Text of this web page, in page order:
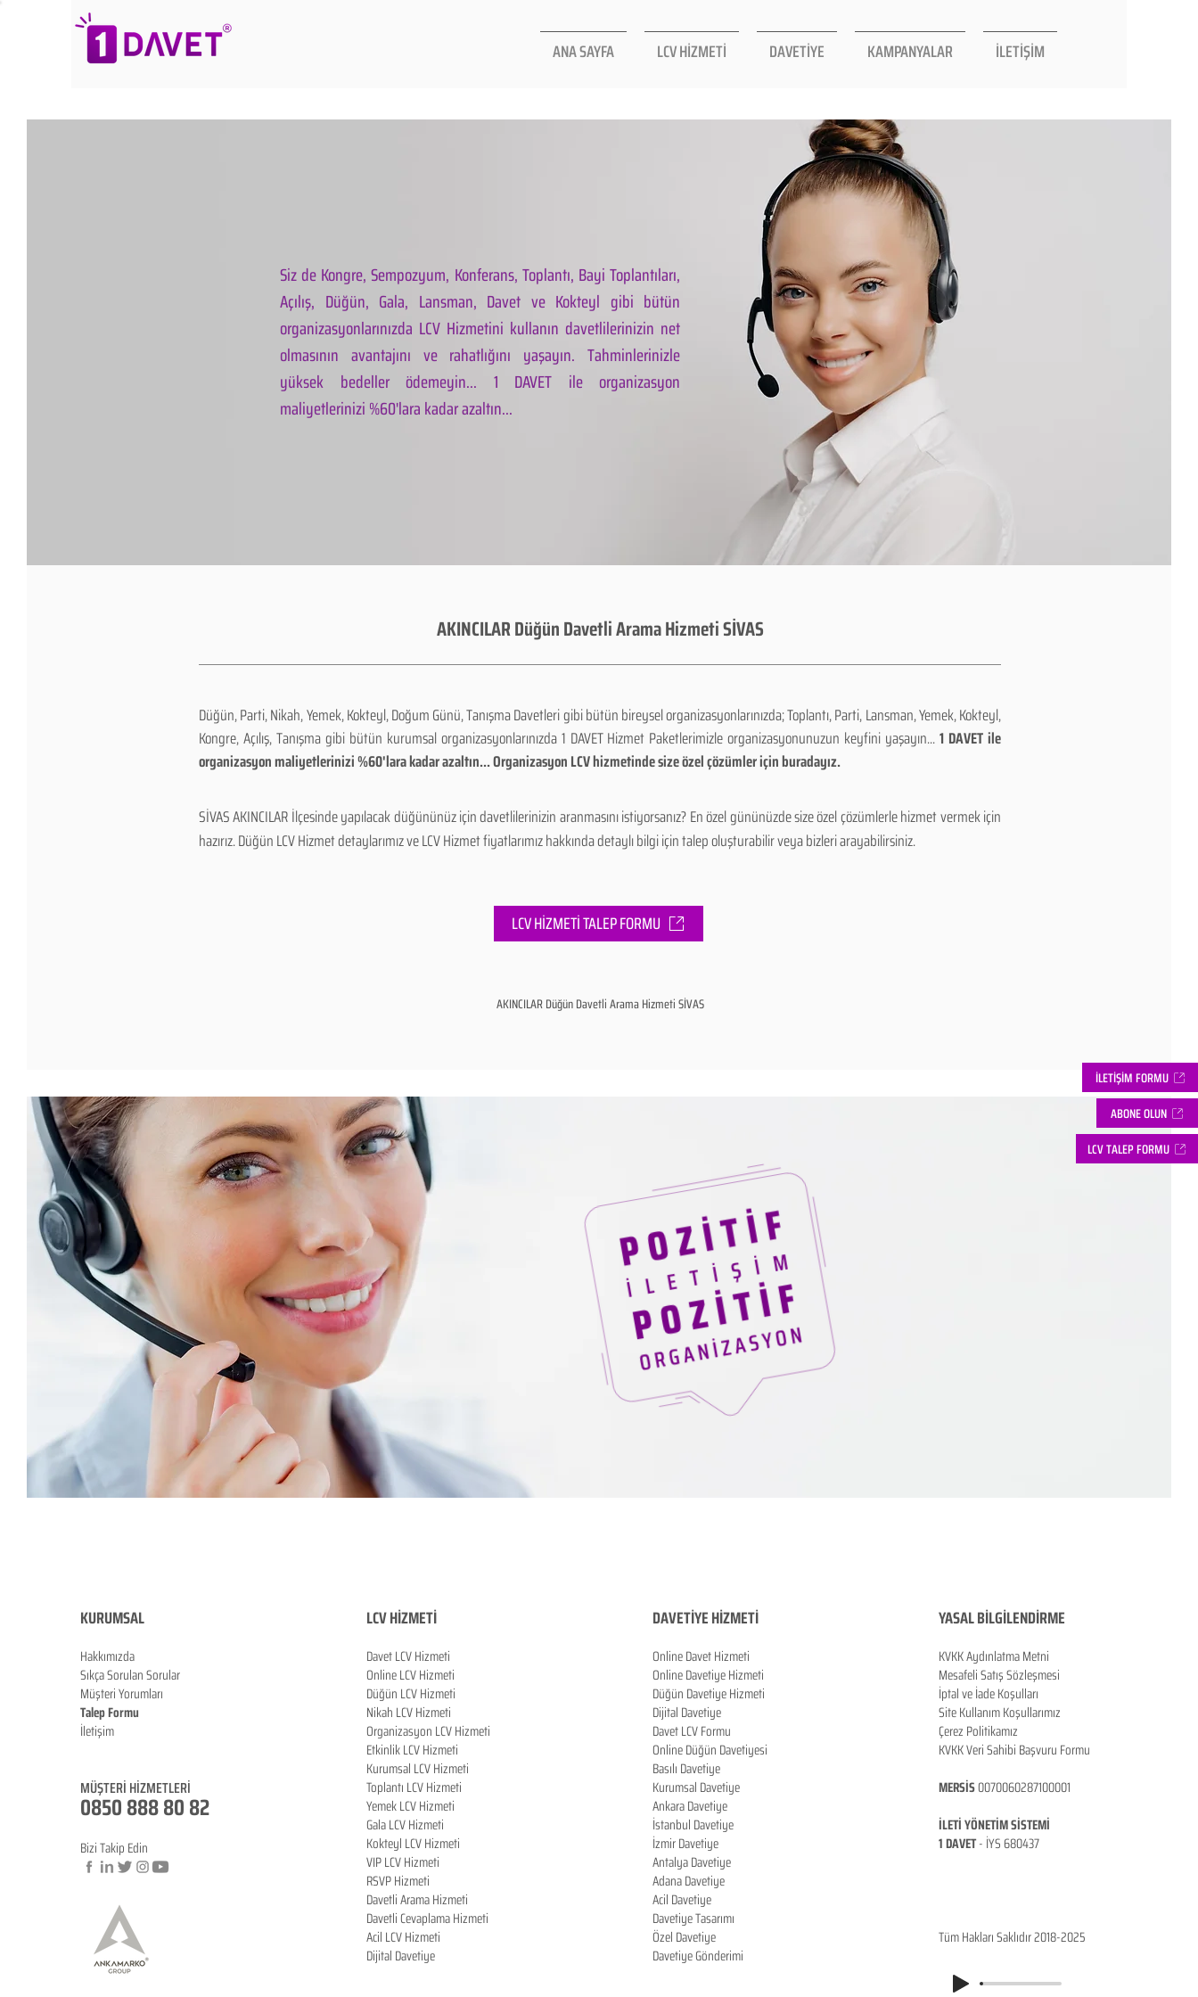
ANA SAYFA LCV HİZMETİ DAVETİYE KAMPANYALAR İLETİŞİM
ABONE OLUN
LCV TALEP FORMU
İLETİŞİM FORMU
Siz de Kongre, Sempozyum, Konferans, Toplantı, Bayi Toplantıları,
Açılış, Düğün, Gala, Lansman, Davet ve Kokteyl gibi bütün
organizasyonlarınızda LCV Hizmetini kullanın davetlilerinizin net
olmasının avantajını ve rahatlığını yaşayın. Tahminlerinizle
yüksek bedeller ödemeyin... 1 DAVET ile organizasyon
maliyetlerinizi %60'lara kadar azaltın...
AKINCILAR Düğün Davetli Arama Hizmeti SİVAS
Düğün, Parti, Nikah, Yemek, Kokteyl, Doğum Günü, Tanışma Davetleri gibi bütün bireysel organizasyonlarınızda; Toplantı, Parti, Lansman, Yemek, Kokteyl,
Kongre, Açılış, Tanışma gibi bütün kurumsal organizasyonlarınızda 1 DAVET Hizmet Paketlerimizle organizasyonunuzun keyfini yaşayın...1 DAVET ile
organizasyon maliyetlerinizi %60'lara kadar azaltın... Organizasyon LCV hizmetinde size özel çözümler için buradayız.
SİVAS AKINCILAR İlçesinde yapılacak düğününüz için davetlilerinizin aranmasını istiyorsanız? En özel gününüzde size özel çözümlerle hizmet vermek için
hazırız. Düğün LCV Hizmet detaylarımız ve LCV Hizmet fiyatlarımız hakkında detaylı bilgi için talep oluşturabilir veya bizleri arayabilirsiniz.
LCV HİZMETİ TALEP FORMU
AKINCILAR Düğün Davetli Arama Hizmeti SİVAS
KURUMSAL
Hakkımızda
Sıkça Sorulan Sorular
Müşteri Yorumları
Talep Formu
İletişim
MÜŞTERİ HİZMETLERİ
0850 888 80 82
Bizi Takip Edin
© Copyright
LCV HİZMETİ
Davet LCV Hizmeti
Online LCV Hizmeti
Düğün LCV Hizmeti
Nikah LCV Hizmeti
Organizasyon LCV Hizmeti
Etkinlik LCV Hizmeti
Kurumsal LCV Hizmeti
Toplantı LCV Hizmeti
Yemek LCV Hizmeti
Gala LCV Hizmeti
Kokteyl LCV Hizmeti
VIP LCV Hizmeti
RSVP Hizmeti
Davetli Arama Hizmeti
Davetli Cevaplama Hizmeti
Acil LCV Hizmeti
Dijital Davetiye
DAVETİYE HİZMETİ
Online Davet Hizmeti
Online Davetiye Hizmeti
Düğün Davetiye Hizmeti
Dijital Davetiye
Davet LCV Formu
Online Düğün Davetiyesi
Basılı Davetiye
Kurumsal Davetiye
Ankara Davetiye
İstanbul Davetiye
İzmir Davetiye
Antalya Davetiye
Adana Davetiye
Acil Davetiye
Davetiye Tasarımı
Özel Davetiye
Davetiye Gönderimi
YASAL BİLGİLENDİRME
KVKK Aydınlatma Metni
Mesafeli Satış Sözleşmesi
İptal ve İade Koşulları
Site Kullanım Koşullarımız
Çerez Politikamız
KVKK Veri Sahibi Başvuru Formu
MERSİS0070060287100001
İLETİ YÖNETİM SİSTEMİ
1 DAVET- İYS 680437
Tüm Hakları Saklıdır 2018-2025